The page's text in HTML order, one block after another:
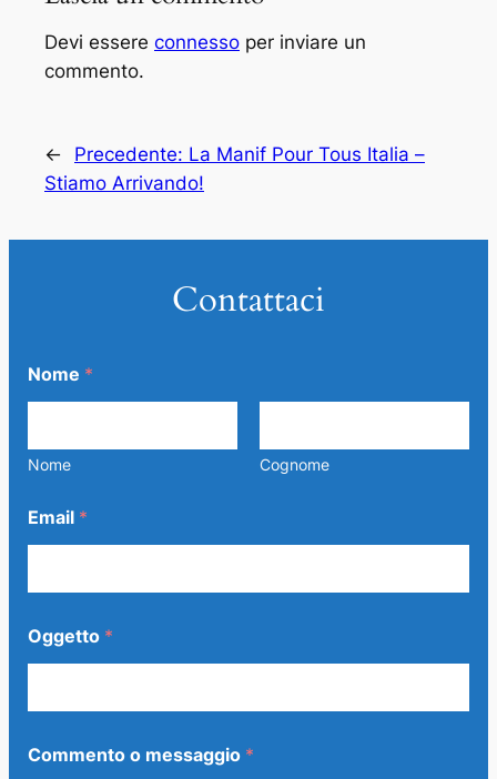
Devi essere connesso per inviare un
commento.
← Precedente: La Manif Pour Tous Italia –
Stiamo Arrivando!
Contattaci
Nome *
Nome Cognome
Email *
e
s
g
i
Oggetto *
Commento o messaggio *